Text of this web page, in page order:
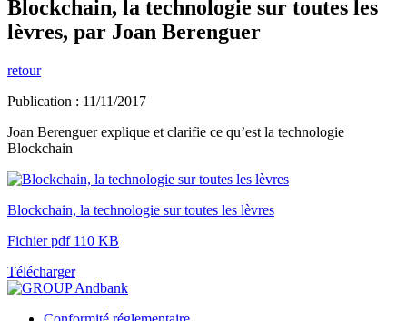
Blockchain, la technologie sur toutes les
lèvres, par Joan Berenguer
retour
Publication : 11/11/2017
Joan Berenguer explique et clarifie ce qu’est la technologie
Blockchain
Blockchain, la technologie sur toutes les lèvres
Fichier pdf 110 KB
Télécharger